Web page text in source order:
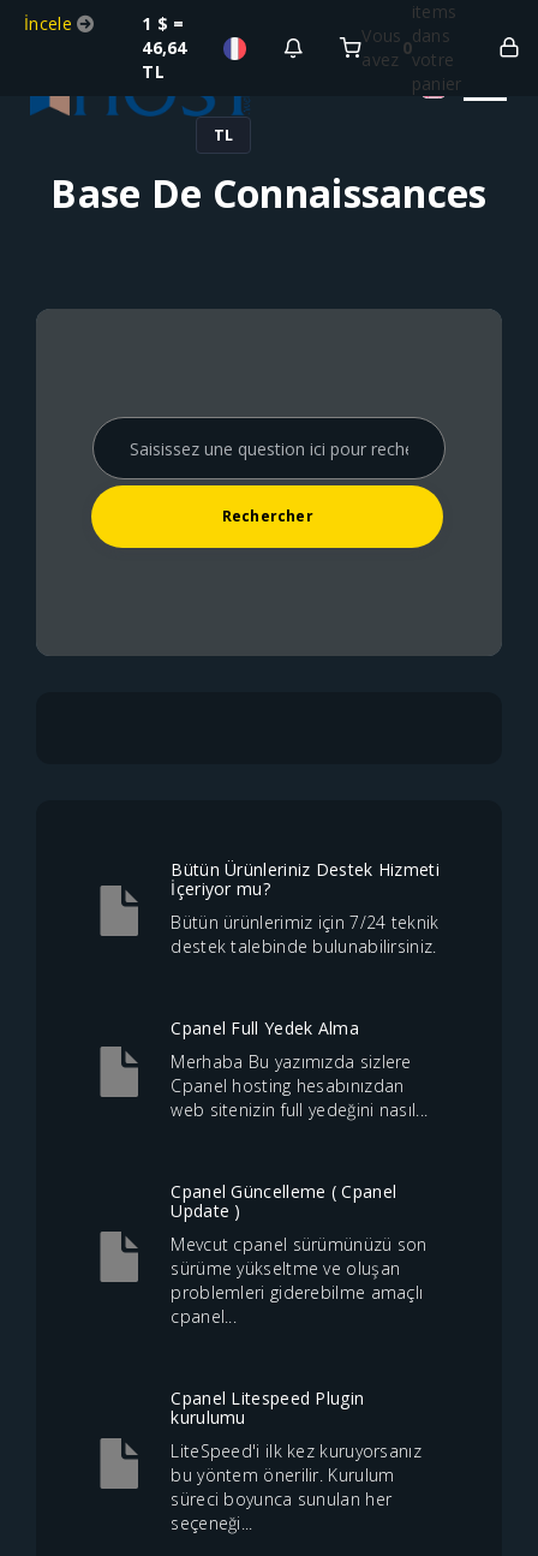
İncele
1 $ =
46,64
TL
Vous
avez
0
items
dans
votre
panier
TL
Base De Connaissances
Bütün Ürünleriniz Destek Hizmeti
İçeriyor mu?
Bütün ürünlerimiz için 7/24 teknik
destek talebinde bulunabilirsiniz.
Cpanel Full Yedek Alma
Merhaba Bu yazımızda sizlere
Cpanel hosting hesabınızdan
web sitenizin full yedeğini nasıl...
Cpanel Güncelleme ( Cpanel
Update )
Mevcut cpanel sürümünüzü son
sürüme yükseltme ve oluşan
problemleri giderebilme amaçlı
cpanel...
Cpanel Litespeed Plugin
kurulumu
LiteSpeed'i ilk kez kuruyorsanız
bu yöntem önerilir. Kurulum
süreci boyunca sunulan her
seçeneği...